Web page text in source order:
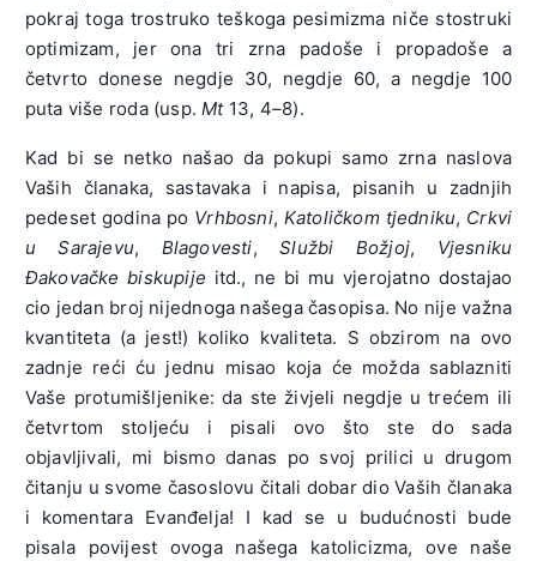
pokraj toga trostruko teškoga pesimizma niče stostruki
optimizam, jer ona tri zrna padoše i propadoše a
četvrto donese negdje 30, negdje 60, a negdje 100
puta više roda (usp.Mt 13, 4–8).
Kad bi se netko našao da pokupi samo zrna naslova
Vaših članaka, sastavaka i napisa, pisanih u zadnjih
pedeset godina po Vrhbosni, Katoličkom tjedniku, Crkvi
u Sarajevu, Blagovesti,Službi Božjoj, Vje­sniku
Đakovačke biskupije itd., ne bi mu vjerojatno dostajao
cio jedan broj nijednoga našega časopisa. No nije važna
kvantiteta (a jest!) koli­ko kvaliteta. S obzirom na ovo
zadnje reći ću jednu misao koja će možda sablazniti
Vaše protumišljenike: da ste živjeli negdje u trećem ili
četvrtom stoljeću i pisali ovo što ste do sada
objavljivali, mi bismo danas po svoj prilici u drugom
čitanju u svome časoslovu čitali dobar dio Vaših članaka
i komentara Evanđelja! I kad se u budućnosti bude
pisala povijest ovoga našega katolicizma, ove naše